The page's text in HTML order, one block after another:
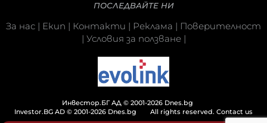
ПОСЛЕДВАЙТЕ НИ
За нас | Екип | Контакти | Реклама | Поверителност
| Условия за ползване|
Инвестор.БГ АД © 2001-2026 Dnes.bg
Investor.BG AD © 2001-2026 Dnes.bg
All rights reserved. Contact us